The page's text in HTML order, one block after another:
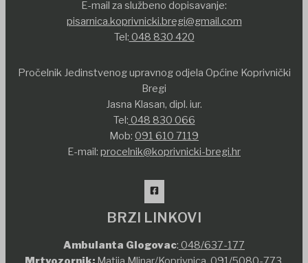
E-mail za službeno dopisavanje:
pisarnica.koprivnicki.bregi@gmail.com
Tel: 048 830 420
Pročelnik Jedinstvenog upravnog odjela Općine Koprivnički
Bregi
Jasna Klasan, dipl. iur.
Tel: 048 830 066
Mob: 091 610 7119
E-mail: procelnik@koprivnicki-bregi.hr
BRZI LINKOVI
Ambulanta Glogovac: 048/637-177